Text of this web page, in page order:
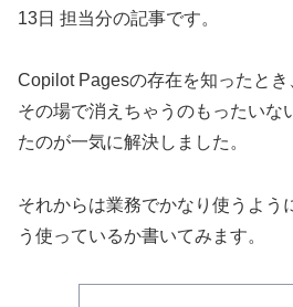
13日 担当分の記事です。
Copilot Pagesの存在を知ったと
その場で消えちゃうのもったいな
たのが一気に解決しました。
それからは業務でかなり使うよう
う使っているか書いてみます。